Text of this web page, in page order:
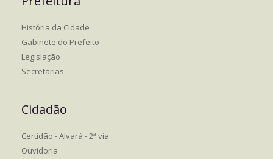
História da Cidade
Gabinete do Prefeito
Legislação
Secretarias
Cidadão
Certidão - Alvará - 2ª via
Ouvidoria